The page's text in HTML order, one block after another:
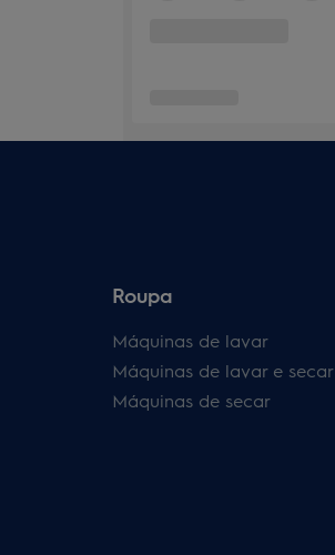
Roupa
Máquinas de lavar
Máquinas de lavar e secar
Máquinas de secar